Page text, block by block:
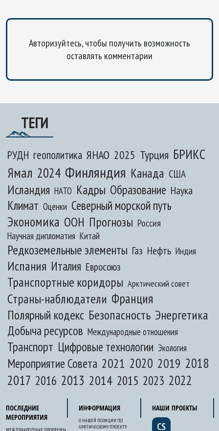
Авторизуйтесь, чтобы получить возможность
оставлять комментарии
ТЕГИ
РУДН геополитика ЯНАО 2025 Турция БРИКС
Ямал 2024 Финляндия Канада США
Исландия НАТО Кадры Образование Наука
Климат Оценки Северный морской путь
Экономика ООН Прогнозы Россия
Научная дипломатия Китай
Редкоземельные элементы Газ Нефть Индия
Испания Италия Евросоюз
Транспортные коридоры Арктический совет
Страны-наблюдатели Франция
Полярный кодекс Безопасность Энергетика
Добыча ресурсов Международные отношения
Транспорт Цифровые технологии Экология
Мероприятие Совета 2021 2020 2019 2018
2017 2016 2013 2014 2015 2023 2022
ПОСЛЕДНИЕ
МЕРОПРИЯТИЯ
ИНФОРМАЦИЯ
О НАШЕЙ ПОЗИЦИИ ПО
АРКТИЧЕСКОМУ ПРОЕКТУ
НАШИ ПРОЕКТЫ
CS